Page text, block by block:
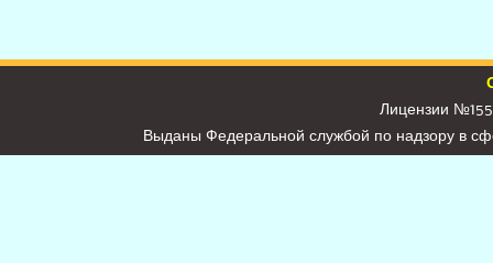
Лицензии
Выданы Федеральной службой по надзору в